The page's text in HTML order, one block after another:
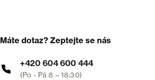
Máte dotaz? Zeptejte se nás
+420 604 600 444
(Po - Pá 8 – 18:30)